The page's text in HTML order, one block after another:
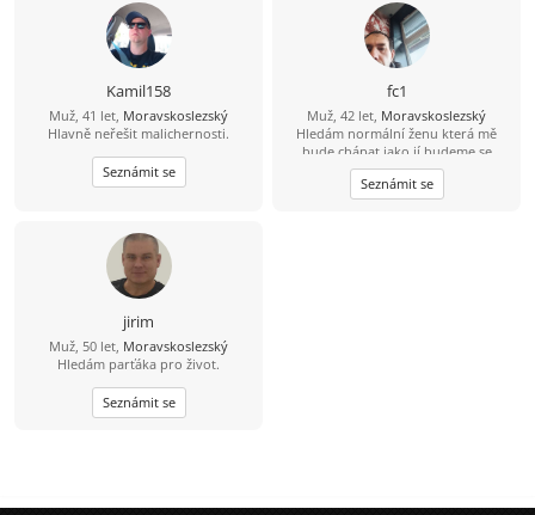
Kamil158
Muž, 41 let, Moravskoslezský
Hlavně neřešit malichernosti.
Seznámit se
fc1
Muž, 42 let, Moravskoslezský
Hledám normální ženu která mě
bude chápat jako jí budeme se
podporovat navzájem v dobrém i
zlem nesnáším nevěru a která ví co
od života chce
Seznámit se
jirim
Muž, 50 let, Moravskoslezský
Hledám parťáka pro život.
Seznámit se